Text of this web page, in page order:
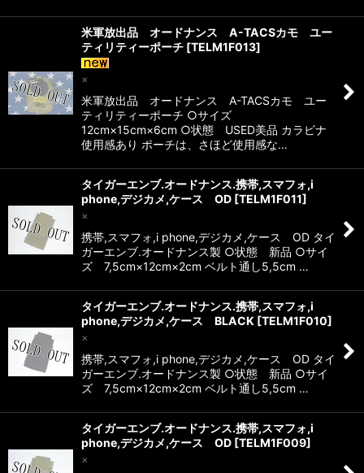
米軍放出品 オードナンス A-TACSカモ ユー
ティリティーポーチ [TELM1F013]
×
米軍放出品 オードナンス A-TACSカモ ユー
ティリティーポーチ ○サイズ
12cm×15cm×6cm ○状態 USED美品 カラビナ
使用感あり ポーチは、さほど使用感な…
タイガーエンブ.オードナンス.携帯,スマフォ,i
phone,デジカメ,ケース OD [TELM1F011]
×
携帯,スマフォ,i phone,デジカメ,ケース OD タイ
ガーエンブ.オードナンス製 ○状態 新品 ○サイ
ズ 7,5cm×12cm×2cm ベルト通し5,5cm …
タイガーエンブ.オードナンス.携帯,スマフォ,i
phone,デジカメ,ケース BLACK [TELM1F010]
×
携帯,スマフォ,i phone,デジカメ,ケース OD タイ
ガーエンブ.オードナンス製 ○状態 新品 ○サイ
ズ 7,5cm×12cm×2cm ベルト通し5,5cm …
タイガーエンブ.オードナンス.携帯,スマフォ,i
phone,デジカメ,ケース OD [TELM1F009]
×